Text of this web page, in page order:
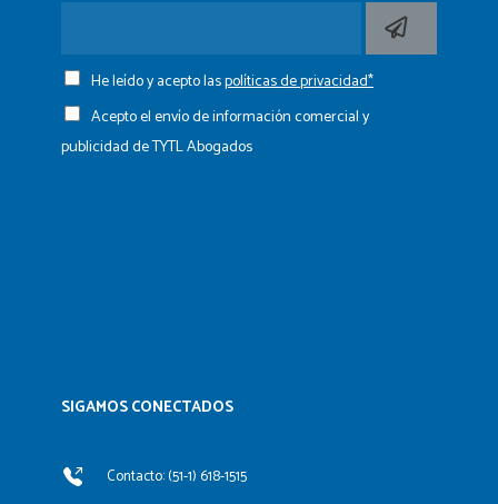
He leído y acepto laspolíticas de privacidad*
Acepto el envío de información comercial y
publicidad de TYTL Abogados
SIGAMOS CONECTADOS​
Contacto: (51-1) 618-1515